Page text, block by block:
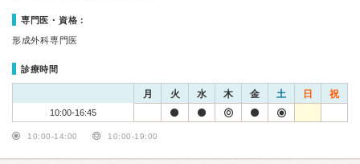
専門医・資格：
形成外科専門医
診療時間
月 火 水 木 金 土 日 祝
10:00-16:45
10:00-14:00 10:00-19:00